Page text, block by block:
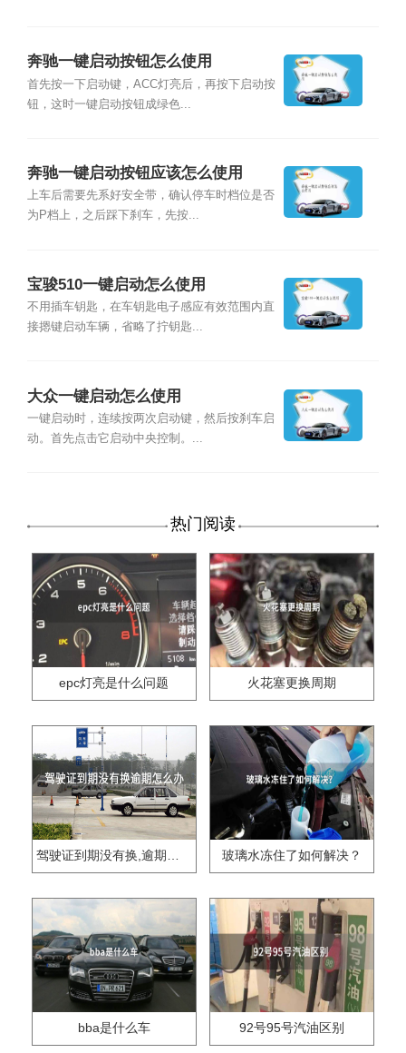
奔驰一键启动按钮怎么使用
首先按一下启动键，ACC灯亮后，再按下启动按
钮，这时一键启动按钮成绿色...
奔驰一键启动按钮应该怎么使用
上车后需要先系好安全带，确认停车时档位是否
为P档上，之后踩下刹车，先按...
宝骏510一键启动怎么使用
不用插车钥匙，在车钥匙电子感应有效范围内直
接摁键启动车辆，省略了拧钥匙...
大众一键启动怎么使用
一键启动时，连续按两次启动键，然后按刹车启
动。首先点击它启动中央控制。...
热门阅读
epc灯亮是什么问题 火花塞更换周期
驾驶证到期没有换,逾期怎么办?? 玻璃水冻住了如何解决？
bba是什么车 92号95号汽油区别